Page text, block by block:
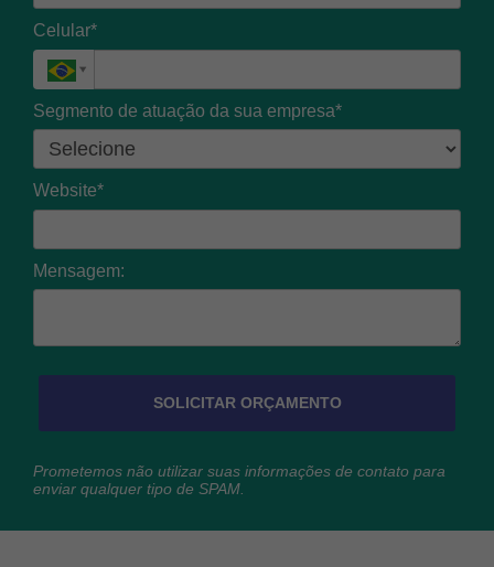
Celular*
Segmento de atuação da sua empresa*
Website*
Mensagem:
SOLICITAR ORÇAMENTO
Prometemos não utilizar suas informações de contato para
enviar qualquer tipo de SPAM.